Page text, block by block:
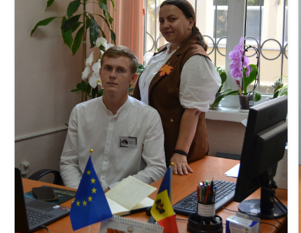
Discipline
fundamentale
Discipline
reale
Discipline
socio-umane
Subdiviziunii
Contabilitate